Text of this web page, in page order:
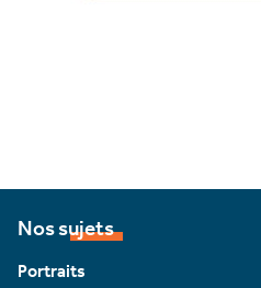
Nos sujets
Portraits